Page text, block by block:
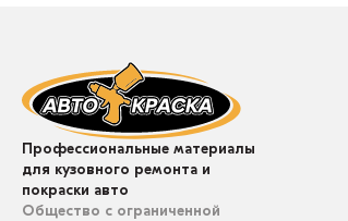
Профессиональные материалы
для кузовного ремонта и
покраски авто
Общество с ограниченной